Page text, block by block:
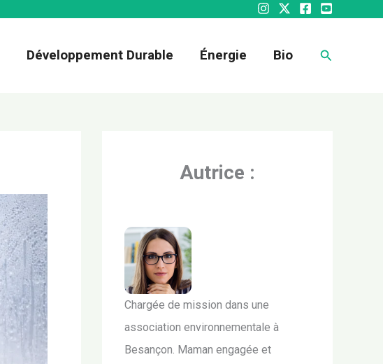
Développement Durable Énergie Bio
Autrice :
Chargée de mission dans une
association environnementale à
Besançon. Maman engagée et